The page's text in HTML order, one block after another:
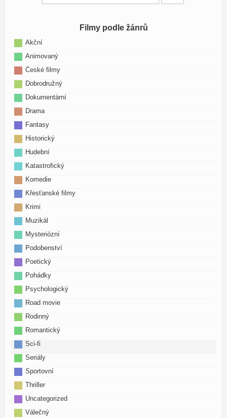
for:
Filmy podle žánrů
Akční
Animovaný
České filmy
Dobrodružný
Dokumentární
Drama
Fantasy
Historický
Hudební
Katastrofický
Komedie
Křesťanské filmy
Krimi
Muzikál
Mysteriózní
Podobenství
Poetický
Pohádky
Psychologický
Road movie
Rodinný
Romantický
Sci-fi
Seriály
Sportovní
Thriller
Uncategorized
Válečný